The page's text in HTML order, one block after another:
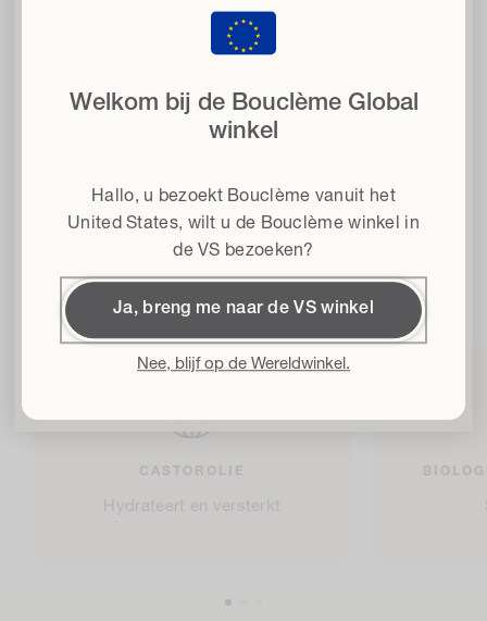
Natuurlijk en krachtig
96% plantaardig
Veganistisch
Sulfaat- en siliconenvrij
CASTOROLIE
Hydrateert en versterkt
Welkom bij de Bouclème Global
winkel
Hallo, u bezoekt Bouclème vanuit het
United States, wilt u de Bouclème winkel in
de VS bezoeken?
Ja, breng me naar de VS winkel
Nee, blijf op de Wereldwinkel.
met 15% korting
Email
Ik ga akkoord met de Algemene Voorwaarden*
Door me in te schrijven accepteer ik het
Algemene
Voorwaardenen geef ik toestemming om Bouclème e-mails te ontvangen
over de nieuwste productlanceringen, verkopen en evenementen. U kunt zich
te allen tijde uitschrijven.